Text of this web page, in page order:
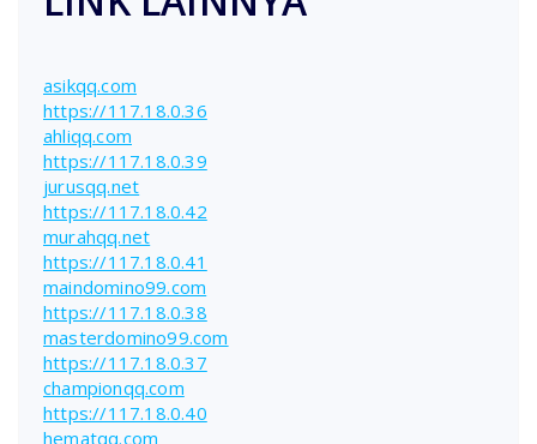
asikqq.com
https://117.18.0.36
ahliqq.com
https://117.18.0.39
jurusqq.net
https://117.18.0.42
murahqq.net
https://117.18.0.41
maindomino99.com
https://117.18.0.38
masterdomino99.com
https://117.18.0.37
championqq.com
https://117.18.0.40
hematqq.com